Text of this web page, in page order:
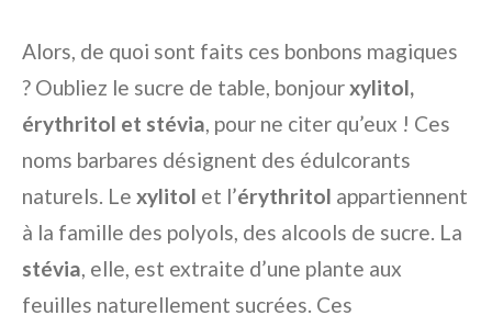
Alors, de quoi sont faits ces bonbons magiques
? Oubliez le sucre de table, bonjourxylitol,
érythritol et stévia, pour ne citer qu’eux ! Ces
noms barbares désignent des édulcorants
naturels. Le xylitol et l’érythritol appartiennent
à la famille des polyols, des alcools de sucre. La
stévia, elle, est extraite d’une plante aux
feuilles naturellement sucrées. Ces